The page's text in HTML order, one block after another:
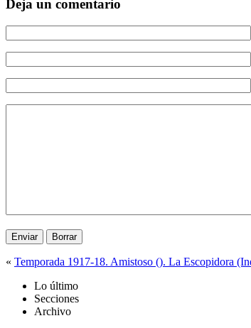
Deja un comentario
« Temporada 1917-18. Amistoso (). La Escopidora
Lo último
Secciones
Archivo